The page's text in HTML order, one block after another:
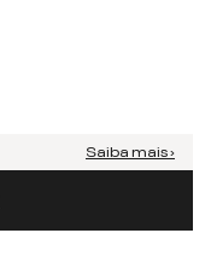
Saiba mais ›